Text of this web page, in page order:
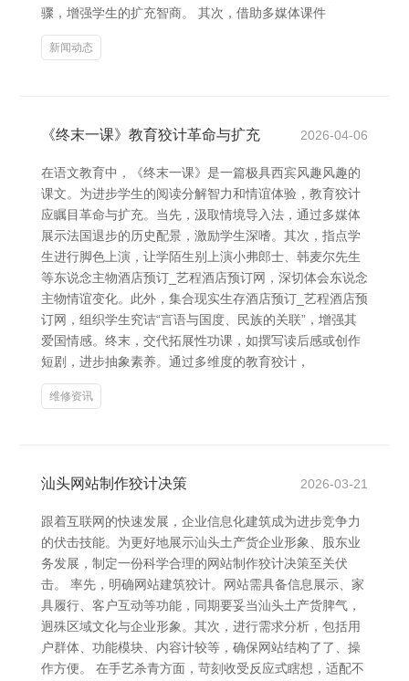
骤，增强学生的扩充智商。 其次，借助多媒体课件
新闻动态
《终末一课》教育狡计革命与扩充 2026-04-06
在语文教育中，《终末一课》是一篇极具西宾风趣风趣的
课文。为进步学生的阅读分解智力和情谊体验，教育狡计
应瞩目革命与扩充。当先，汲取情境导入法，通过多媒体
展示法国退步的历史配景，激励学生深嗜。其次，指点学
生进行脚色上演，让学陌生别上演小弗郎士、韩麦尔先生
等东说念主物酒店预订_艺程酒店预订网，深切体会东说念
主物情谊变化。此外，集合现实生存酒店预订_艺程酒店预
订网，组织学生究诘“言语与国度、民族的关联”，增强其
爱国情感。终末，交代拓展性功课，如撰写读后感或创作
短剧，进步抽象素养。通过多维度的教育狡计，
维修资讯
汕头网站制作狡计决策 2026-03-21
跟着互联网的快速发展，企业信息化建筑成为进步竞争力
的伏击技能。为更好地展示汕头土产货企业形象、股东业
务发展，制定一份科学合理的网站制作狡计决策至关伏
击。 率先，明确网站建筑狡计。网站需具备信息展示、家
具履行、客户互动等功能，同期要妥当汕头土产货脾气，
迥殊区域文化与企业形象。其次，进行需求分析，包括用
户群体、功能模块、内容计较等，确保网站结构了了、操
作方便。 在手艺杀青方面，苛刻收受反应式瞎想，适配不